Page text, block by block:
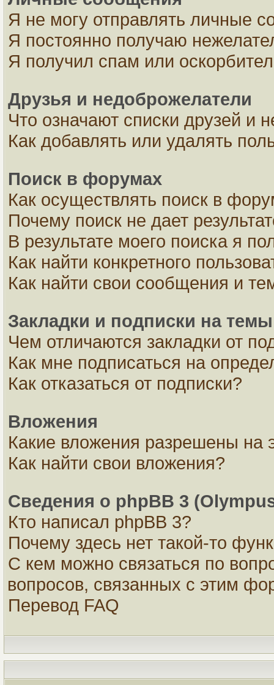
Я не могу отправлять личные
Я постоянно получаю
Я получил спам или
Друзья и недоброжелатели
Что означают списки друзей и
Как добавлять или удалять
Поиск в форумах
Как осуществлять поиск в
Почему поиск не дает
В результате моего поиска я
Как найти конкретного
Как найти свои сообщения и
Закладки и подписки на темы
Чем отличаются закладки от
Как мне подписаться на
Как отказаться от подписки?
Вложения
Какие вложения разрешены на
Как найти свои вложения?
Сведения о phpBB 3
Кто написал phpBB 3?
Почему здесь нет такой-то
С кем можно связаться по
вопросов, связанных с этим
Перевод FAQ